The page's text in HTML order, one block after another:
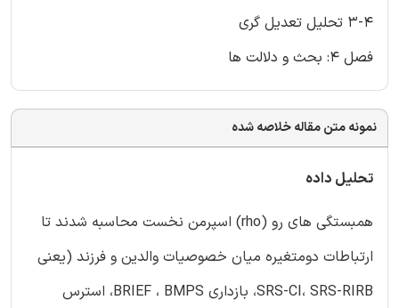
3-4 تحلیل تعدیل گری
فصل 4: بحث و دلالت ها
نمونه متن مقاله خلاصه شده
تحلیل داده
همبستگی های رو (rho) اسپرمن نخست محاسبه شدند تا
ارتباطات دومتغیره میان خصوصیات والدین و فرزند (یعنی
SRS-CI، SRS-RIRB، بازداری BRIEF ، BMPS، استرس